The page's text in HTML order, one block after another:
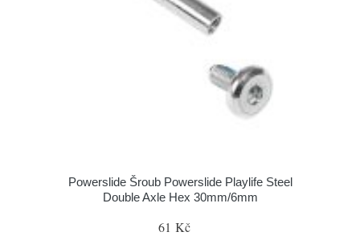
Powerslide Šroub Powerslide Playlife Steel
Double Axle Hex 30mm/6mm
61 Kč